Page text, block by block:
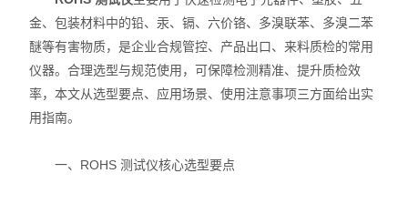
ROHS分析仪
卤素检测仪
环保检测仪
金、包装材料中的铅、汞、镉、六价铬、多溴联苯、多溴二苯
醚等有害物质，是企业合规管控、产品出口、来料质检的常用
仪器。合理选型与规范使用，可保障检测精准、提升质检效
率，本文从选型要点、应用场景、使用注意事项三方面给出实
用指南。
一、ROHS 测试仪核心选型要点